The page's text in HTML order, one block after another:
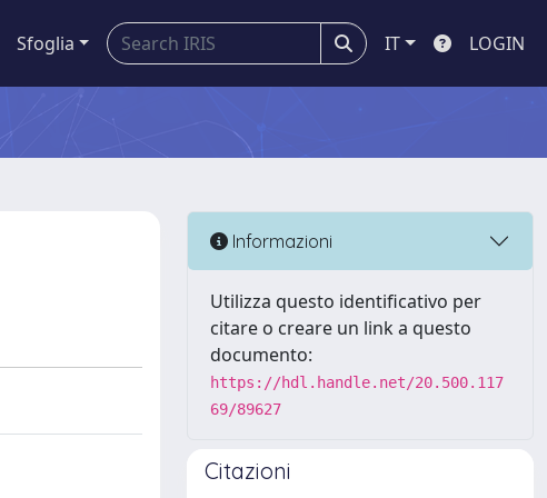
Sfoglia IT LOGIN
Informazioni
Utilizza questo identificativo per
citare o creare un link a questo
documento:
https://hdl.handle.net/20.500.117
69/89627
Citazioni